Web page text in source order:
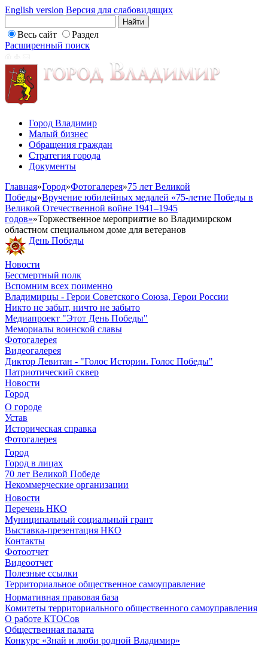
English version Версия для слабовидящих
Весь сайт
Раздел
Расширенный поиск
Город Владимир
Малый бизнес
Обращения граждан
Стратегия города
Документы
Главная»Город»Фотогалерея»75 лет Великой
Победы»Вручение юбилейных медалей «75-летие Победы в
Великой Отечественной войне 1941–1945
годов»»Торжественное мероприятие во Владимирском
областном специальном доме для ветеранов
День Победы
Новости
Бессмертный полк
Вспомним всех поименно
Владимирцы - Герои Советского Союза, Герои России
Никто не забыт, ничто не забыто
Медиапроект "Этот День Победы"
Мемориалы воинской славы
Фотогалерея
Видеогалерея
Диктор Левитан - "Голос Истории. Голос Победы"
Патриотический сквер
Новости
Город
О городе
Устав
Историческая справка
Фотогалерея
Город
Город в лицах
70 лет Великой Победе
Некоммерческие организации
Новости
Перечень НКО
Муниципальный социальный грант
Выставка-презентация НКО
Контакты
Фотоотчет
Видеоотчет
Полезные ссылки
Территориальное общественное самоуправление
Нормативная правовая база
Комитеты территориального общественного самоуправления
О работе КТОСов
Общественная палата
Конкурс «Знай и люби родной Владимир»